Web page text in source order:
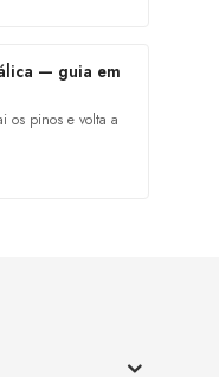
— guia em
os pinos e volta a